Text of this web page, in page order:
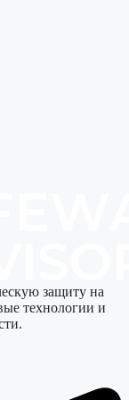
защиту на
технологии и